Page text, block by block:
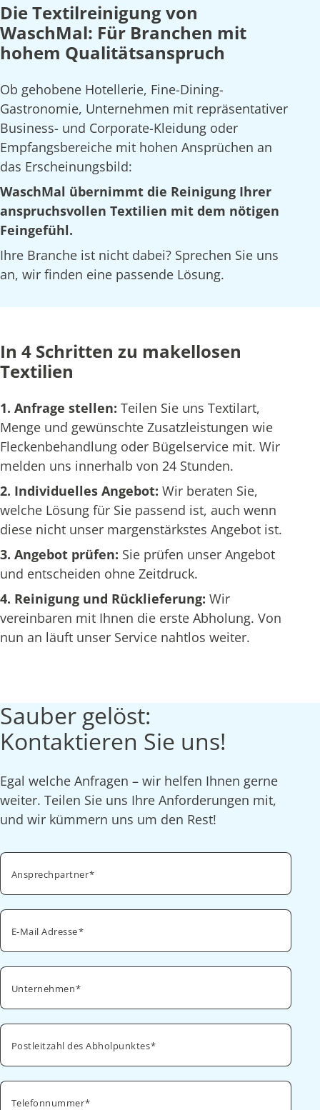
Die Textilreinigung von
WaschMal: Für Branchen mit
hohem Qualitätsanspruch
Ob gehobene Hotellerie, Fine-Dining-
Gastronomie, Unternehmen mit repräsentativer
Business- und Corporate-Kleidung oder
Empfangsbereiche mit hohen Ansprüchen an
das Erscheinungsbild:
WaschMal übernimmt die Reinigung Ihrer
anspruchsvollen Textilien mit dem nötigen
Feingefühl.
Ihre Branche ist nicht dabei? Sprechen Sie uns
an, wir finden eine passende Lösung.
In 4 Schritten zu makellosen
Textilien
1. Anfrage stellen: Teilen Sie uns Textilart,
Menge und gewünschte Zusatzleistungen wie
Fleckenbehandlung oder Bügelservice mit. Wir
melden uns innerhalb von 24 Stunden.
2. Individuelles Angebot: Wir beraten Sie,
welche Lösung für Sie passend ist, auch wenn
diese nicht unser margenstärkstes Angebot ist.
3. Angebot prüfen: Sie prüfen unser Angebot
und entscheiden ohne Zeitdruck.
4. Reinigung und Rücklieferung: Wir
vereinbaren mit Ihnen die erste Abholung. Von
nun an läuft unser Service nahtlos weiter.
Sauber gelöst:
Kontaktieren Sie uns!
Egal welche Anfragen – wir helfen Ihnen gerne
weiter. Teilen Sie uns Ihre Anforderungen mit,
und wir kümmern uns um den Rest!
Ansprechpartner
E-Mail Adresse
Unternehmen
Postleitzahl des Abholpunktes
Telefonnummer